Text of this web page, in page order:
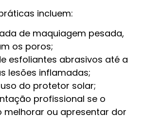
incluem:
de maquiagem pesada,
os poros;
esfoliantes abrasivos até a
lesões inflamadas;
do protetor solar;
profissional se o
melhorar ou apresentar dor